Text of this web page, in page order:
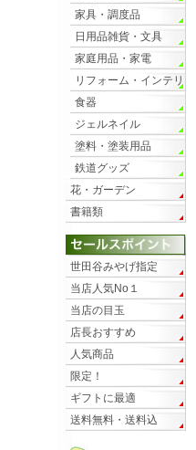
家具・調度品
日用品雑貨・文具
家庭用品・家電
リフォーム・インテリ
ア
食器
ジェルネイル
塗料・塗装用品
鉄道グッズ
花・ガーデン
書籍類
世田谷みやげ指定
当店人気No１
当店の目玉
店長おすすめ
人気商品
限定！
ギフトに最適
送料無料・送料込